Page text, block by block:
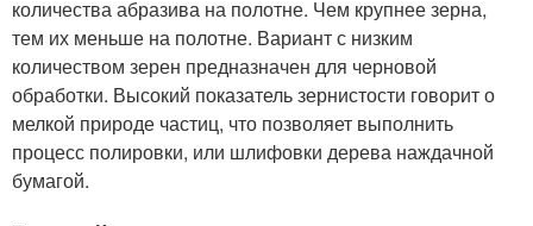
количества абразива на полотне. Чем крупнее зерна,
тем их меньше на полотне. Вариант с низким
количеством зерен предназначен для черновой
обработки. Высокий показатель зернистости говорит о
мелкой природе частиц, что позволяет выполнить
процесс полировки, или шлифовки дерева наждачной
бумагой.